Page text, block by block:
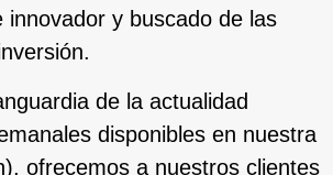
innovador y buscado de las
de la actualidad
disponibles en nuestra
ofrecemos a nuestros clientes